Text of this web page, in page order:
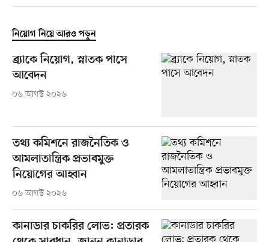
নিয়োগ নিয়ে আরও পড়ুন
ব্র্যাকে নিয়োগ, স্নাতক পাসে
আবেদন
০৬ আগস্ট ২০২৬
তথ্য কমিশনে রাজনৈতিক ও
আমলাতান্ত্রিক প্রভাবমুক্ত
নিয়োগের আহ্বান
০৬ আগস্ট ২০২৬
কানাডার চাকরির লোভ: প্রতারক